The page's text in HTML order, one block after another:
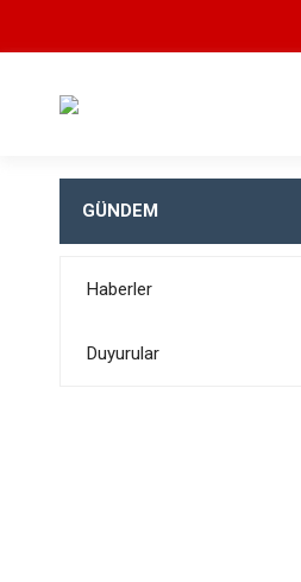
GÜNDEM
Haberler
Duyurular